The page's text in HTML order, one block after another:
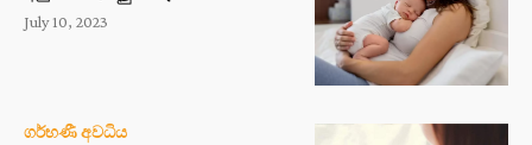
July 10, 2023
ගර්භණී අවධිය